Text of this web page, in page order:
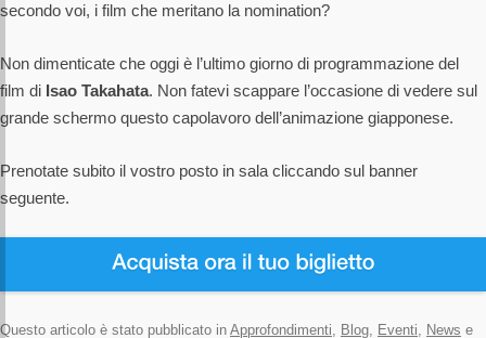
secondo voi, i film che meritano la nomination?
Non dimenticate che oggi è l’ultimo giorno di programmazione del
film di Isao Takahata. Non fatevi scappare l’occasione di vedere sul
grande schermo questo capolavoro dell’animazione giapponese.
Prenotate subito il vostro posto in sala cliccando sul banner
seguente.
Questo articolo è stato pubblicato in Approfondimenti, Blog, Eventi, News e